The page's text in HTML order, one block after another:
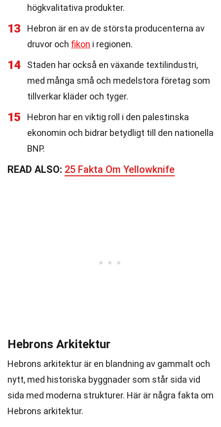
högkvalitativa produkter.
13
Hebron är en av de största producenterna av
druvor och fikon i regionen.
14
Staden har också en växande textilindustri,
med många små och medelstora företag som
tillverkar kläder och tyger.
15
Hebron har en viktig roll i den palestinska
ekonomin och bidrar betydligt till den nationella
BNP.
READ ALSO: 25 Fakta Om Yellowknife
Hebrons Arkitektur
Hebrons arkitektur är en blandning av gammalt och
nytt, med historiska byggnader som står sida vid
sida med moderna strukturer. Här är några fakta om
Hebrons arkitektur.